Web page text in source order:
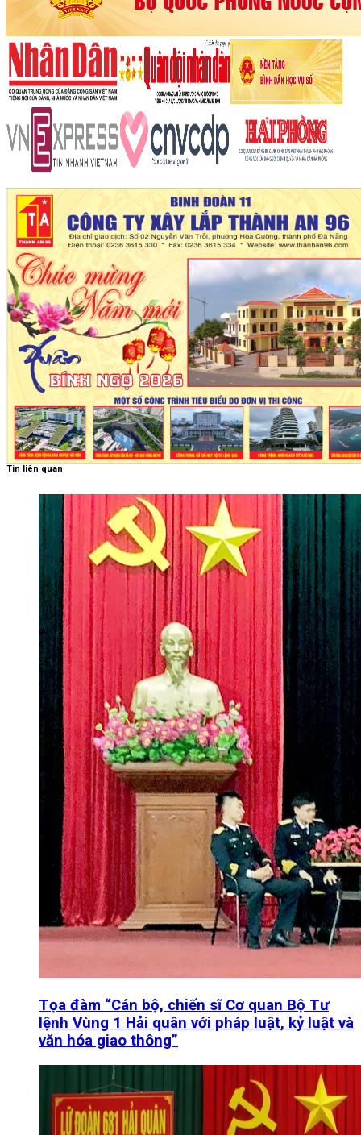
Tin liên quan
Tọa đàm “Cán bộ, chiến sĩ Cơ quan Bộ Tư
lệnh Vùng 1 Hải quân với pháp luật, kỷ luật và
văn hóa giao thông”